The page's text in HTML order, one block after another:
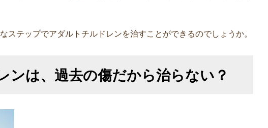
ステップでアダルトチルドレンを治すことができるのでしょうか。
は、過去の傷だから治らない？